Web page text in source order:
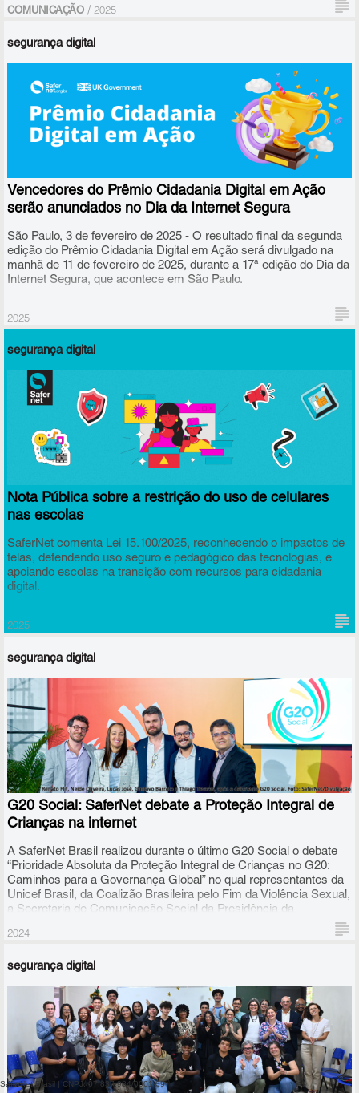
COMUNICAÇÃO /2025
segurança digital
Vencedores do Prêmio Cidadania Digital em Ação
serão anunciados no Dia da Internet Segura
São Paulo, 3 de fevereiro de 2025 - O resultado final da segunda
edição do Prêmio Cidadania Digital em Ação será divulgado na
manhã de 11 de fevereiro de 2025, durante a 17ª edição do Dia da
Internet Segura, que acontece em São Paulo.
2025
segurança digital
Nota Pública sobre a restrição do uso de celulares
nas escolas
SaferNet comenta Lei 15.100/2025, reconhecendo o impactos de
telas, defendendo uso seguro e pedagógico das tecnologias, e
apoiando escolas na transição com recursos para cidadania
digital.
2025
segurança digital
G20 Social: SaferNet debate a Proteção Integral de
Crianças na internet
A SaferNet Brasil realizou durante o último G20 Social o debate
“Prioridade Absoluta da Proteção Integral de Crianças no G20:
Caminhos para a Governança Global” no qual representantes da
Unicef Brasil, da Coalizão Brasileira pelo Fim da Violência Sexual,
a Secretaria de Comunicação Social da Presidência da
Nacional da Juventude debateram conosco sobre o tema
Conferência Global Ministerial para o Fim da Violência Sexual
2024
segurança digital
SaferNet Brasil | CNPJ: 07.837.984/0001-09